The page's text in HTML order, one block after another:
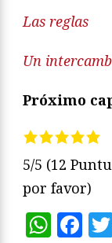
Las reglas
Un
Próximo
5/5 (12
por favor)